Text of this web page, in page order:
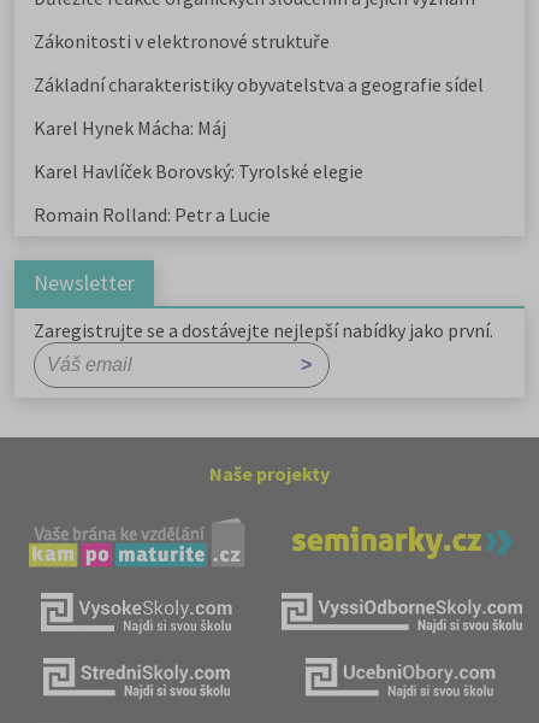
Zákonitosti v elektronové struktuře
Základní charakteristiky obyvatelstva a geografie sídel
Karel Hynek Mácha: Máj
Karel Havlíček Borovský: Tyrolské elegie
Romain Rolland: Petr a Lucie
Newsletter
Zaregistrujte se a dostávejte nejlepší nabídky jako první.
Naše projekty